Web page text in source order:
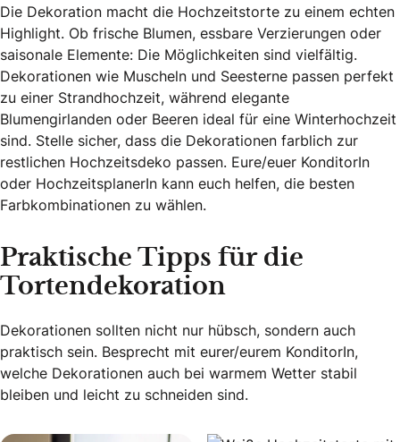
Die Dekoration macht die Hochzeitstorte zu einem echten
Highlight. Ob frische Blumen, essbare Verzierungen oder
saisonale Elemente: Die Möglichkeiten sind vielfältig.
Dekorationen wie Muscheln und Seesterne passen perfekt
zu einer Strandhochzeit, während elegante
Blumengirlanden oder Beeren ideal für eine Winterhochzeit
sind. Stelle sicher, dass die Dekorationen farblich zur
restlichen Hochzeitsdeko passen. Eure/euer KonditorIn
oder HochzeitsplanerIn kann euch helfen, die besten
Farbkombinationen zu wählen.
Praktische Tipps für die
Tortendekoration
Dekorationen sollten nicht nur hübsch, sondern auch
praktisch sein. Besprecht mit eurer/eurem KonditorIn,
welche Dekorationen auch bei warmem Wetter stabil
bleiben und leicht zu schneiden sind.